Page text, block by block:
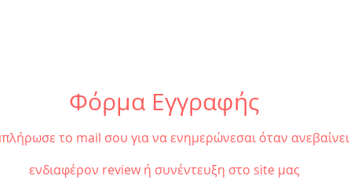
Φόρμα Εγγραφής
το mail σου για να ενημερώνεσαι όταν ανεβαίνει
ενδιαφέρον review ή συνέντευξη στο site μας